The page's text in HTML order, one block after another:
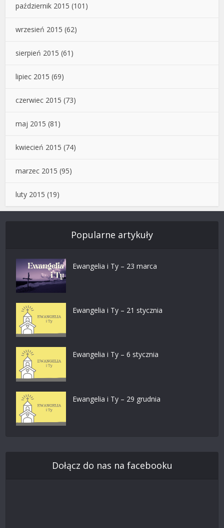
październik 2015 (101)
wrzesień 2015 (62)
sierpień 2015 (61)
lipiec 2015 (69)
czerwiec 2015 (73)
maj 2015 (81)
kwiecień 2015 (74)
marzec 2015 (95)
luty 2015 (19)
Popularne artykuły
Ewangelia i Ty – 23 marca
Ewangelia i Ty – 21 stycznia
Ewangelia i Ty – 6 stycznia
Ewangelia i Ty – 29 grudnia
Dołącz do nas na facebooku